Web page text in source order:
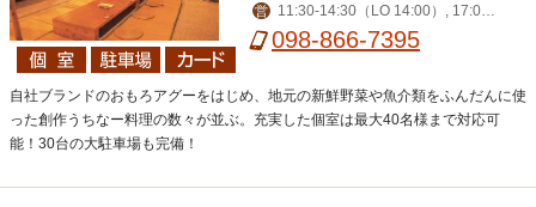
タイムのみ1月1日～
3日まで休業致しま
営
11:30-14:30（LO 14:00）, 17:00-
24:00（LO 23:00）
098-866-7395
自社ブランドのおもろアグーをはじめ、地元の新鮮野菜や魚介類をふんだんに使
った創作うちなー料理の数々が並ぶ。充実した個室は最大40名様まで対応可
能！30台の大駐車場も完備！